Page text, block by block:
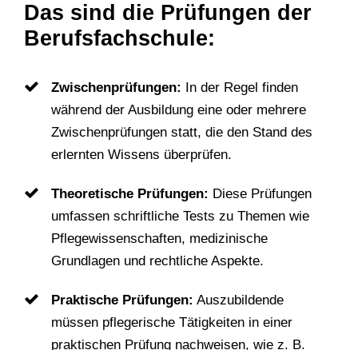
Das sind die Prüfungen der
Berufsfachschule:
Zwischenprüfungen:
In der Regel finden
während der Ausbildung eine oder mehrere
Zwischenprüfungen statt, die den Stand des
erlernten Wissens überprüfen.
Theoretische Prüfungen: Diese Prüfungen
umfassen schriftliche Tests zu Themen wie
Pflegewissenschaften, medizinische
Grundlagen und rechtliche Aspekte.
Praktische Prüfungen: Auszubildende
müssen pflegerische Tätigkeiten in einer
praktischen Prüfung nachweisen, wie z. B.